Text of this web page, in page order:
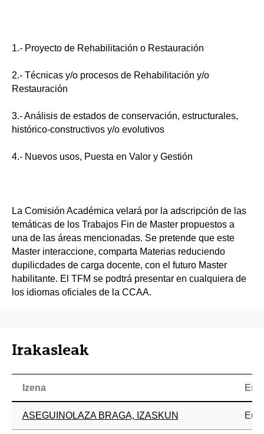
1.- Proyecto de Rehabilitación o Restauración
2.- Técnicas y/o procesos de Rehabilitación y/o
Restauración
3.- Análisis de estados de conservación, estructurales,
histórico-constructivos y/o evolutivos
4.- Nuevos usos, Puesta en Valor y Gestión
La Comisión Académica velará por la adscripción de las
temáticas de los Trabajos Fin de Master propuestos a
una de las áreas mencionadas. Se pretende que este
Master interaccione, comparta Materias reduciendo
dupilicdades de carga docente, con el futuro Master
habilitante. El TFM se podtrá presentar en cualquiera de
los idiomas oficiales de la CCAA.
Irakasleak
Izena
ASEGUINOLAZA BRAGA, IZASKUN